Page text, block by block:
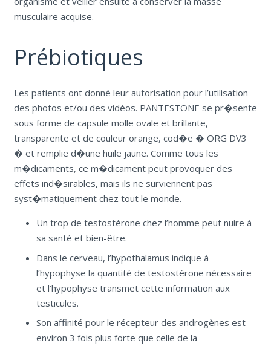
musculaire acquise.
Prébiotiques
Les patients ont donné leur autorisation pour l’utilisation
des photos et/ou des vidéos. PANTESTONE se pr�sente
sous forme de capsule molle ovale et brillante,
transparente et de couleur orange, cod�e � ORG DV3
� et remplie d�une huile jaune. Comme tous les
m�dicaments, ce m�dicament peut provoquer des
effets ind�sirables, mais ils ne surviennent pas
syst�matiquement chez tout le monde.
Un trop de testostérone chez l’homme peut nuire à
sa santé et bien-être.
Dans le cerveau, l’hypothalamus indique à
l’hypophyse la quantité de testostérone nécessaire
et l’hypophyse transmet cette information aux
testicules.
Son affinité pour le récepteur des androgènes est
environ 3 fois plus forte que celle de la